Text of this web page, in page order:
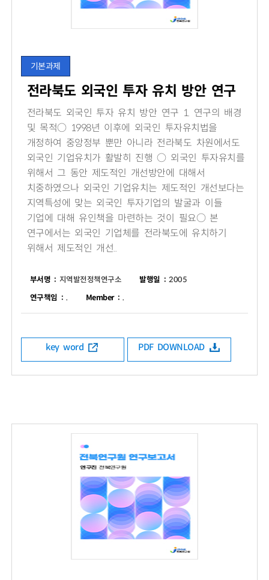
기본과제
전라북도 외국인 투자 유치 방안 연구
전라북도 외국인 투자 유치 방안 연구 1. 연구의 배경
및 목적○ 1998년 이후에 외국인 투자유치법을
개정하여 중앙정부 뿐만 아니라 전라북도 차원에서도
외국인 기업유치가 활발히 진행 ○ 외국인 투자유치를
위해서 그 동안 제도적인 개선방안에 대해서
치중하였으나 외국인 기업유치는 제도적인 개선보다는
지역특성에 맞는 외국인 투자기업의 발굴과 이들
기업에 대해 유인책을 마련하는 것이 필요○ 본
연구에서는 외국인 기업체를 전라북도에 유치하기
위해서 제도적인 개선..
부서명 : 지역발전정책연구소 발행일 : 2005
연구책임 : . Member : .
key word PDF DOWNLOAD